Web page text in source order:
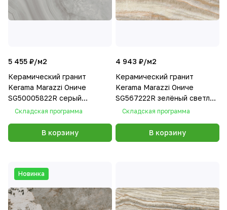
5 455 ₽/м2
Керамический гранит
Kerama Marazzi Ониче
SG50005822R серый
светлый лаппатированный
Складская программа
В корзину
4 943 ₽/м2
Керамический гранит
Kerama Marazzi Ониче
SG567222R зелёный светлый
лаппатированный 60х119,5
Складская программа
В корзину
Новинка